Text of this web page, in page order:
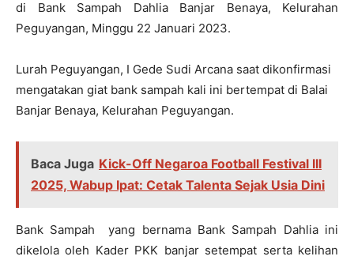
di Bank Sampah Dahlia Banjar Benaya, Kelurahan
Peguyangan, Minggu 22 Januari 2023.
Lurah Peguyangan, I Gede Sudi Arcana saat dikonfirmasi
mengatakan giat bank sampah kali ini bertempat di Balai
Banjar Benaya, Kelurahan Peguyangan.
Baca Juga Kick-Off Negaroa Football Festival III
2025, Wabup Ipat: Cetak Talenta Sejak Usia Dini
Bank Sampah yang bernama Bank Sampah Dahlia ini
dikelola oleh Kader PKK banjar setempat serta kelihan